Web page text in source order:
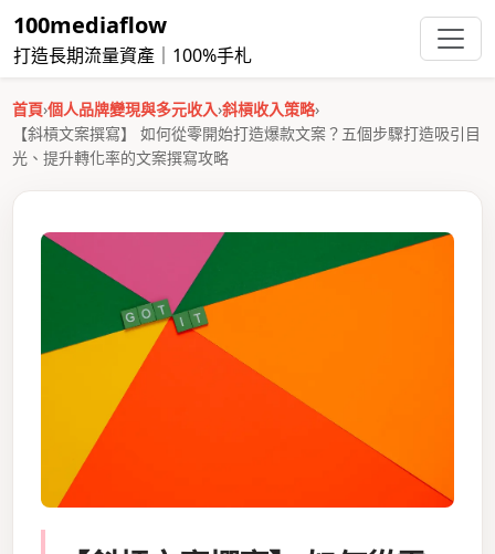
100mediaflow
打造長期流量資產｜100%手札
首頁›個人品牌變現與多元收入›斜槓收入策略›
【斜槓文案撰寫】 如何從零開始打造爆款文案？五個步驟打造吸引目
光、提升轉化率的文案撰寫攻略